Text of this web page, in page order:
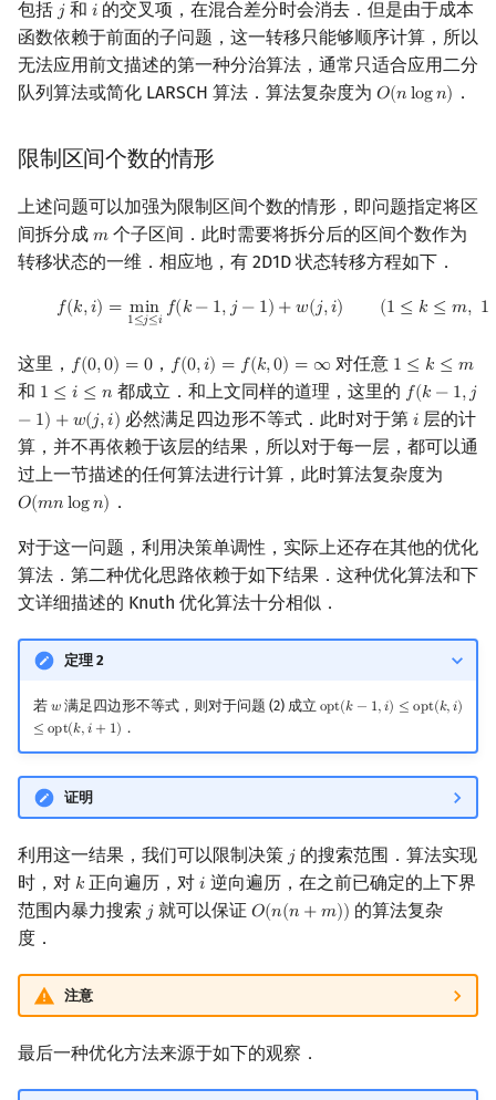
包括 𝑗
j和 𝑖
i 的交叉项，在混合差分时会消去．但是由于成本
函数依赖于前面的子问题，这一转移只能够顺序计算，所以
无法应用前文描述的第一种分治算法，通常只适合应用二分
队列算法或简化 LARSCH 算法．算法复杂度为 𝑂(𝑛log𝑛)
O(nlogn) ．
限制区间个数的情形
上述问题可以加强为限制区间个数的情形，即问题指定将区
间拆分成 𝑚
m 个子区间．此时需要将拆分后的区间个数作为
转移状态的一维．相应地，有 2D1D 状态转移方程如下．
𝑓(𝑘,𝑖) = min
1≤𝑗≤𝑖 𝑓(𝑘− 1,𝑗 − 1) +𝑤(𝑗,𝑖) (1 ≤ 𝑘 ≤ 𝑚, 1
(2)f( k,i) =min 1≤j≤if( k− 1, j−1)+ w( j,i)(1≤k 1≤ ≤n )
这里， 𝑓(0,0) = 0
f(0,0)= 0 ， 𝑓(0,𝑖) = 𝑓(𝑘,0) = ∞
f(0,i)= (k 0)=∞ 对任意 1 ≤ 𝑘 ≤ 𝑚
1≤k≤m
和 1 ≤ 𝑖 ≤ 𝑛
1 ≤i≤ n 都成立．和上文同样的道理，这里的 𝑓(𝑘 − 1,𝑗
− 1) +𝑤(𝑗,𝑖)
f(k− 1,j−1)+
必然满足四边形不等式．此时对于第 𝑖
i 层的计
算，并不再依赖于该层的结果，所以对于每一层，都可以通
过上一节描述的任何算法进行计算，此时算法复杂度为
𝑂(𝑚𝑛log𝑛)
O(mnlogn) ．
对于这一问题，利用决策单调性，实际上还存在其他的优化
算法．第二种优化思路依赖于如下结果．这种优化算法和下
文详细描述的 Knuth 优化算法十分相似．
定理 2
若 𝑤
w满足四边形不等式，则对于问题 (2) 成立 opt(𝑘 − 1,𝑖) ≤ opt(𝑘,𝑖)
≤ opt(𝑘,𝑖 + 1)
opt(k −1, i)≤opt( k,i)≤opt(
．
证明
利用这一结果，我们可以限制决策 𝑗
j的搜索范围．算法实现
时，对 𝑘
k 正向遍历，对𝑖
i 逆向遍历，在之前已确定的上下界
范围内暴力搜索 𝑗
j就可以保证 𝑂(𝑛(𝑛 +𝑚))
O(n(n+ m ))
的算法复杂
度．
注意
最后一种优化方法来源于如下的观察．